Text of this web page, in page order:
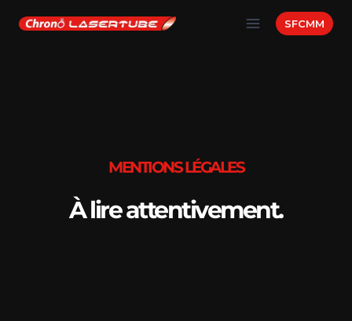
SFCMM
MENTIONS LÉGALES
À lire attentivement.